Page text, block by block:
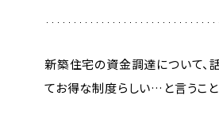
新築住宅の資金調達について、
てお得な制度らしい…と言うこ